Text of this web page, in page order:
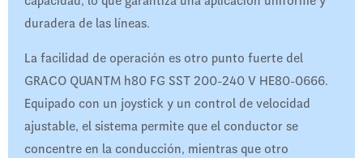
duradera de las líneas.
La facilidad de operación es otro punto fuerte del
GRACO QUANTM h80 FG SST 200-240 V HE80-0666.
Equipado con un joystick y un control de velocidad
ajustable, el sistema permite que el conductor se
concentre en la conducción, mientras que otro